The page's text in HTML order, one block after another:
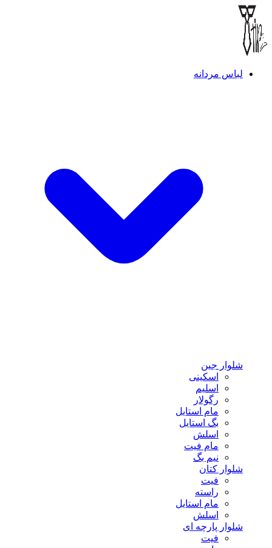
لباس مردانه
شلوار جین
اسکینی
اسلیم
رگولار
مام استایل
بگ استایل
اسلش
مام فیت
نیم بگ
شلوار کتان
فیت
راسته
مام استایل
اسلش
شلوار پارچه ای
فیت